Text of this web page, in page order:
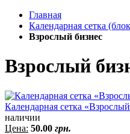
Главная
Календарная сетка
Взрослый бизнес
Взрослый
Календарная сетка
наличии
Цена: 50.00 грн.